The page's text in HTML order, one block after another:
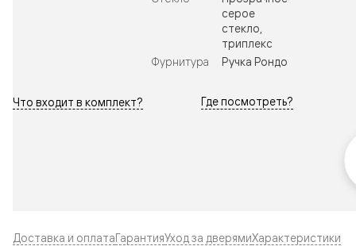
серое
стекло,
триплекс
Фурнитура
Ручка Рондо
Что входит в комплект? Где посмотреть?
Доставка и оплатаГарантияУход за дверямиХарактеристики